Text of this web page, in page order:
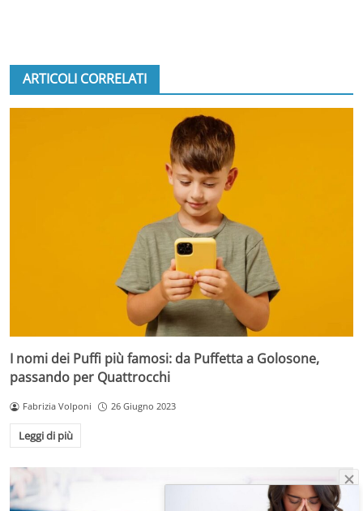
ARTICOLI CORRELATI
I nomi dei Puffi più famosi: da Puffetta a Golosone,
passando per Quattrocchi
Fabrizia Volponi 26 Giugno 2023
Leggi di più